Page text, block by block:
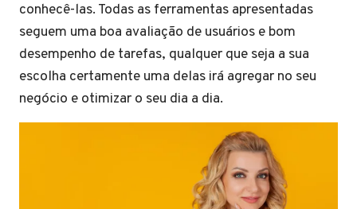
conhecê-las. Todas as ferramentas apresentadas
seguem uma boa avaliação de usuários e bom
desempenho de tarefas, qualquer que seja a sua
escolha certamente uma delas irá agregar no seu
negócio e otimizar o seu dia a dia.